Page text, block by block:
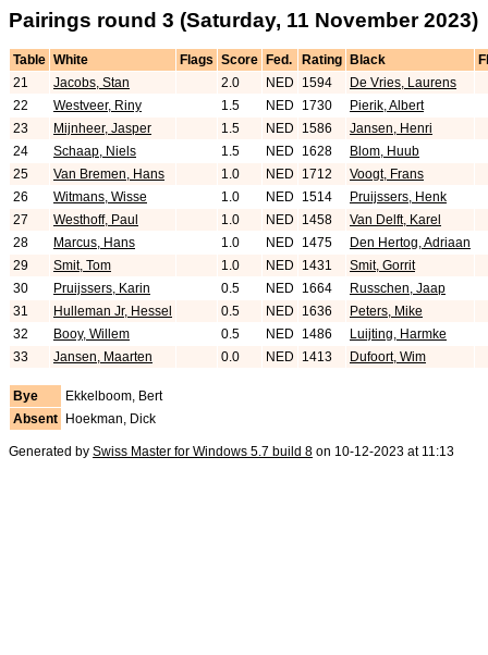
Pairings round 3 (Saturday, 11 November 2023)
Table White Flags Score Fed. Rating Black
21
Jacobs, Stan 2.0 NED 1594
De Vries, Laurens
22
Westveer, Riny 1.5 NED 1730
Pierik, Albert
23
Mijnheer, Jasper 1.5 NED 1586
Jansen, Henri
24
Schaap, Niels 1.5 NED 1628
Blom, Huub
25
Van Bremen, Hans 1.0 NED 1712
Voogt, Frans
26
Witmans, Wisse 1.0 NED 1514
Pruijssers, Henk
27
Westhoff, Paul 1.0 NED 1458
Van Delft, Karel
28
Marcus, Hans 1.0 NED 1475
Den Hertog, Adriaan
29
Smit, Tom 1.0 NED 1431
Smit, Gorrit
30
Pruijssers, Karin 0.5 NED 1664
Russchen, Jaap
31
Hulleman Jr, Hessel 0.5 NED 1636
Peters, Mike
32
Booy, Willem 0.5 NED 1486
Luijting, Harmke
33
Jansen, Maarten 0.0 NED 1413 Dufoort, Wim
Bye
Ekkelboom, Bert
Absent
Hoekman, Dick
Generated by Swiss Master for Windows 5.7 build 8 on 10-12-2023 at 11:13